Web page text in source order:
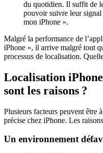
du quotidien. Il suffit de
pouvoir suivre leur signal
mon iPhone ».
Malgré la performance de
iPhone », il arrive malgré tout
processus de localisation.
Localisation
sont les raisons ?
Plusieurs facteurs peuvent être
précise chez iPhone. Les
Un environnement